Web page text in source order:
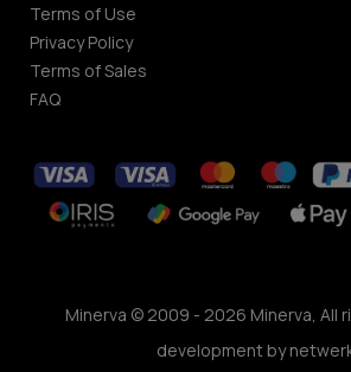
Terms of Use
Privacy Policy
Terms of Sales
FAQ
Minerva © 2009 - 2026 Minerva, All
development by